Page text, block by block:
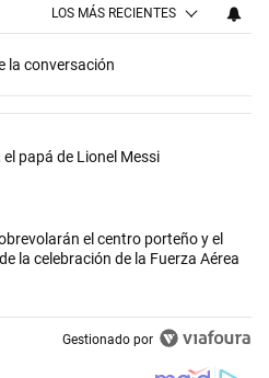
LOS MÁS RECIENTES
la conversación
con más comentarios en los
"Murió Jorge Messi, el papá de
papá de Lionel Messi
"Los aviones F 16 sobrevolarán
el centro porteño y el
la celebración de la Fuerza Aérea
Gestionado por